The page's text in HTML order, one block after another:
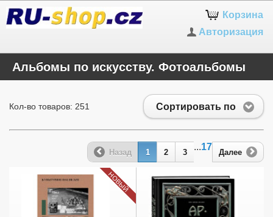
Корзина
Авторизация
Альбомы по искусству. Фотоальбомы
Сортировать по
Кол-во товаров: 251
Назад 1 2 3
...17
Далее
НОВЫЙ